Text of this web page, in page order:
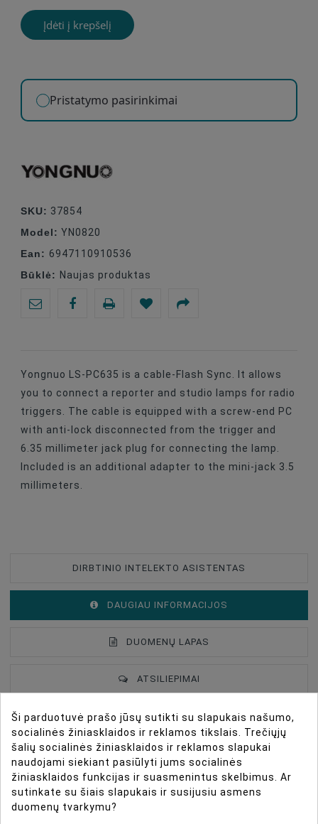
Įdėti į krepšelį
Pristatymo pasirinkimai
SKU: 37854
Model: YN0820
Ean: 6947110910536
Būklė: Naujas produktas
Yongnuo LS-PC635 is a cable-Flash Sync. It allows
you to connect a reporter and studio lamps for radio
triggers. The cable is equipped with a screw-end PC
with anti-lock disconnected from the trigger and
6.35 millimeter jack plug for connecting the lamp.
Included is an additional adapter to the mini-jack 3.5
millimeters.
DIRBTINIO INTELEKTO ASISTENTAS
DAUGIAU INFORMACIJOS
DUOMENŲ LAPAS
ATSILIEPIMAI
Type Of Product Sinhronizācijas Kabelis
Compatible Universāla
Purpose For Studio Light
Trigger Type
Description
Yongnuo LS-PC635 is a cable-Flash Sync. It allows you
to connect a reporter and studio lamps for radio
Ši parduotuvė prašo jūsų sutikti su slapukais našumo,
socialinės žiniasklaidos ir reklamos tikslais. Trečiųjų
šalių socialinės žiniasklaidos ir reklamos slapukai
naudojami siekiant pasiūlyti jums socialinės
žiniasklaidos funkcijas ir suasmenintus skelbimus. Ar
sutinkate su šiais slapukais ir susijusiu asmens
duomenų tvarkymu?